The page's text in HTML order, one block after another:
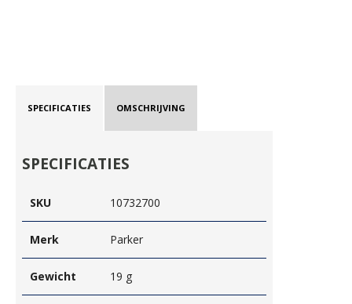
SPECIFICATIES OMSCHRIJVING
SPECIFICATIES
SKU 10732700
Merk Parker
Gewicht 19 g